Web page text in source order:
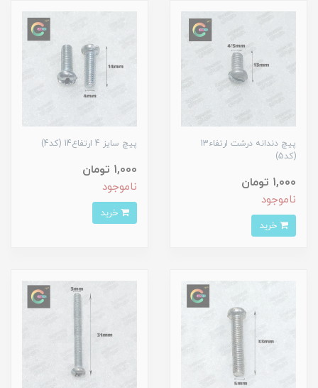
پیچ دندانه درشت ارتفاء13
(کد5)
1,000 تومان
ناموجود
پیچ سایز 4 ارتفاع14 (کد4)
1,000 تومان
ناموجود